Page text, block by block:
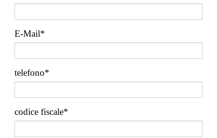
E-Mail*
telefono*
codice fiscale*